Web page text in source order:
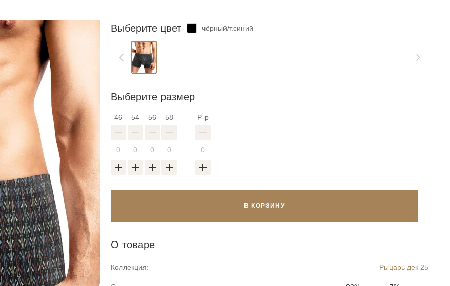
Выберите цвет чёрный/т.синий
Выберите размер
46 54 56 58 Р-р
В КОРЗИНУ
О товаре
Коллекция: Рыцарь дек 25